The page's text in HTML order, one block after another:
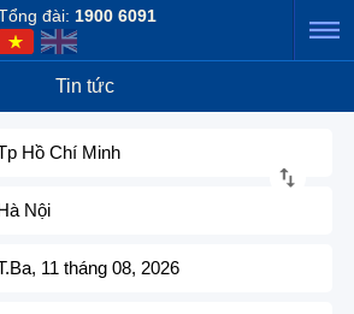
đài: 1900 6091
Tin tức
Hồ Chí Minh
Nội
11 tháng 08, 2026